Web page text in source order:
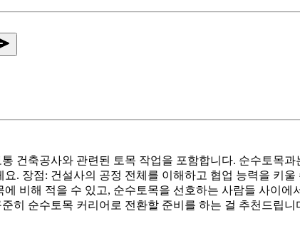
건축공사와 관련된 토목 작업을 포함합니다. 순수토목
. 장점: 건설사의 공정 전체를 이해하고 협업 능력을 키
비해 적을 수 있고, 순수토목을 선호하는 사람들 사이
히 순수토목 커리어로 전환할 준비를 하는 걸 추천드립